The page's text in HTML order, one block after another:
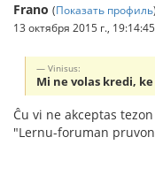
Frano (Показать профиль)
13 октября 2015 г., 19:14:45
Vinisus:
Mi ne volas kredi,
Ĉu vi ne akceptas
"Lernu-foruman